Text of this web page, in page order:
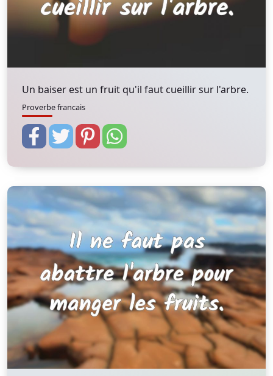
Un baiser est un fruit qu'il faut cueillir sur l'arbre.
Proverbe francais